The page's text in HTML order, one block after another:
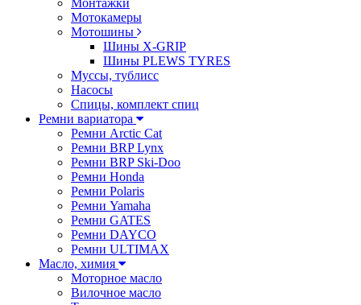
Монтажки
Мотокамеры
Мотошины
Шины X-GRIP
Шины PLEWS TYRES
Муссы, тублисс
Насосы
Спицы, комплект спиц
Ремни вариатора
Ремни Arctic Cat
Ремни BRP Lynx
Ремни BRP Ski-Doo
Ремни Honda
Ремни Polaris
Ремни Yamaha
Ремни GATES
Ремни DAYCO
Ремни ULTIMAX
Масло, химия
Моторное масло
Вилочное масло